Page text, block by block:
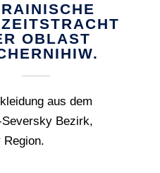
OBLAST
aus dem
Seversky Bezirk,
Region.